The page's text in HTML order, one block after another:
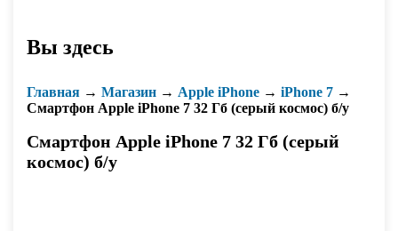
Вы здесь
Главная → Магазин → Apple iPhone → iPhone 7 →
Смартфон Apple iPhone 7 32 Гб (серый космос) б/у
Смартфон Apple iPhone 7 32 Гб (серый
космос) б/у